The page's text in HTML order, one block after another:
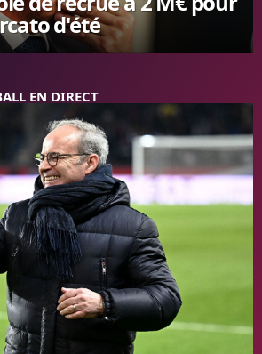
d'été
EN DIRECT